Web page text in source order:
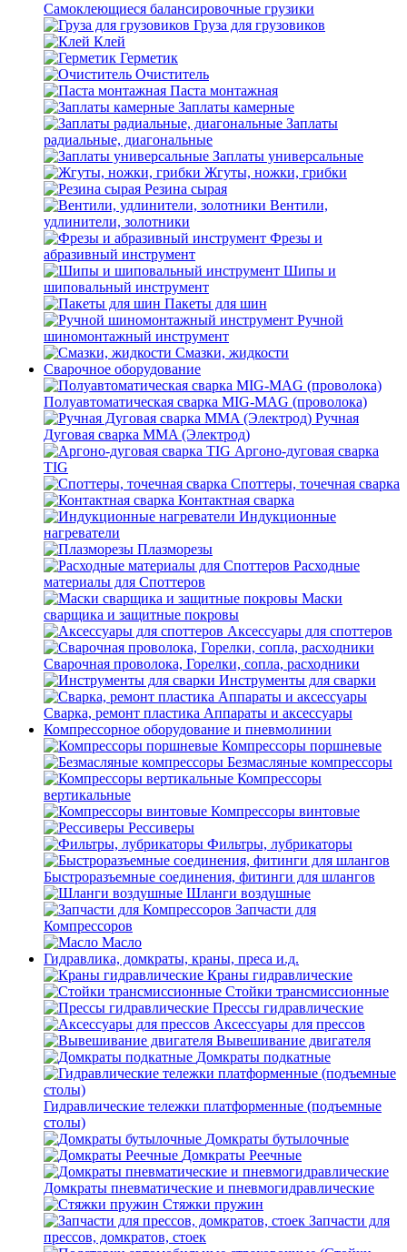
Самоклеющиеся балансировочные грузики
Груза для грузовиков
Клей
Герметик
Очиститель
Паста монтажная
Заплаты камерные
Заплаты
радиальные, диагональные
Заплаты универсальные
Жгуты, ножки, грибки
Резина сырая
Вентили,
удлинители, золотники
Фрезы и
абразивный инструмент
Шипы и
шиповальный инструмент
Пакеты для шин
Ручной
шиномонтажный инструмент
Смазки, жидкости
Сварочное оборудование
Полуавтоматическая сварка MIG-MAG (проволока)
Ручная
Дуговая сварка MMA (Электрод)
Аргоно-дуговая сварка
TIG
Споттеры, точечная сварка
Контактная сварка
Индукционные
нагреватели
Плазморезы
Расходные
материалы для Споттеров
Маски
сварщика и защитные покровы
Аксессуары для споттеров
Сварочная проволока, Горелки, сопла, расходники
Инструменты для сварки
Сварка, ремонт пластика Аппараты и аксессуары
Компрессорное оборудование и пневмолинии
Компрессоры поршневые
Безмасляные компрессоры
Компрессоры
вертикальные
Компрессоры винтовые
Рессиверы
Фильтры, лубрикаторы
Быстроразъемные соединения, фитинги для шлангов
Шланги воздушные
Запчасти для
Компрессоров
Масло
Гидравлика, домкраты, краны, преса и.д.
Краны гидравлические
Стойки трансмиссионные
Прессы гидравлические
Аксессуары для прессов
Вывешивание двигателя
Домкраты подкатные
Гидравлические тележки платформенные (подъемные
столы)
Домкраты бутылочные
Домкраты Реечные
Домкраты пневматические и пневмогидравлические
Стяжки пружин
Запчасти для
прессов, домкратов, стоек